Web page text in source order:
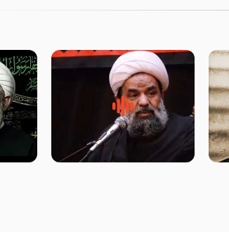
سلام جوانی که امام حسین علیه
السلام خودش جوابش را دادند